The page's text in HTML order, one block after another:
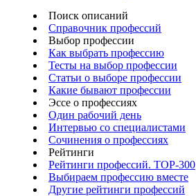
Поиск описаний
Справочник профессий
Выбор профессии
Как выбрать профессию
Тесты на выбор профессии
Статьи о выборе профессии
Какие бывают профессии
Эссе о профессиях
Один рабочий день
Интервью со специалистами
Сочинения о профессиях
Рейтинги
Рейтинги профессий. TOP-300
Выбираем профессию вместе
Другие рейтинги профессий